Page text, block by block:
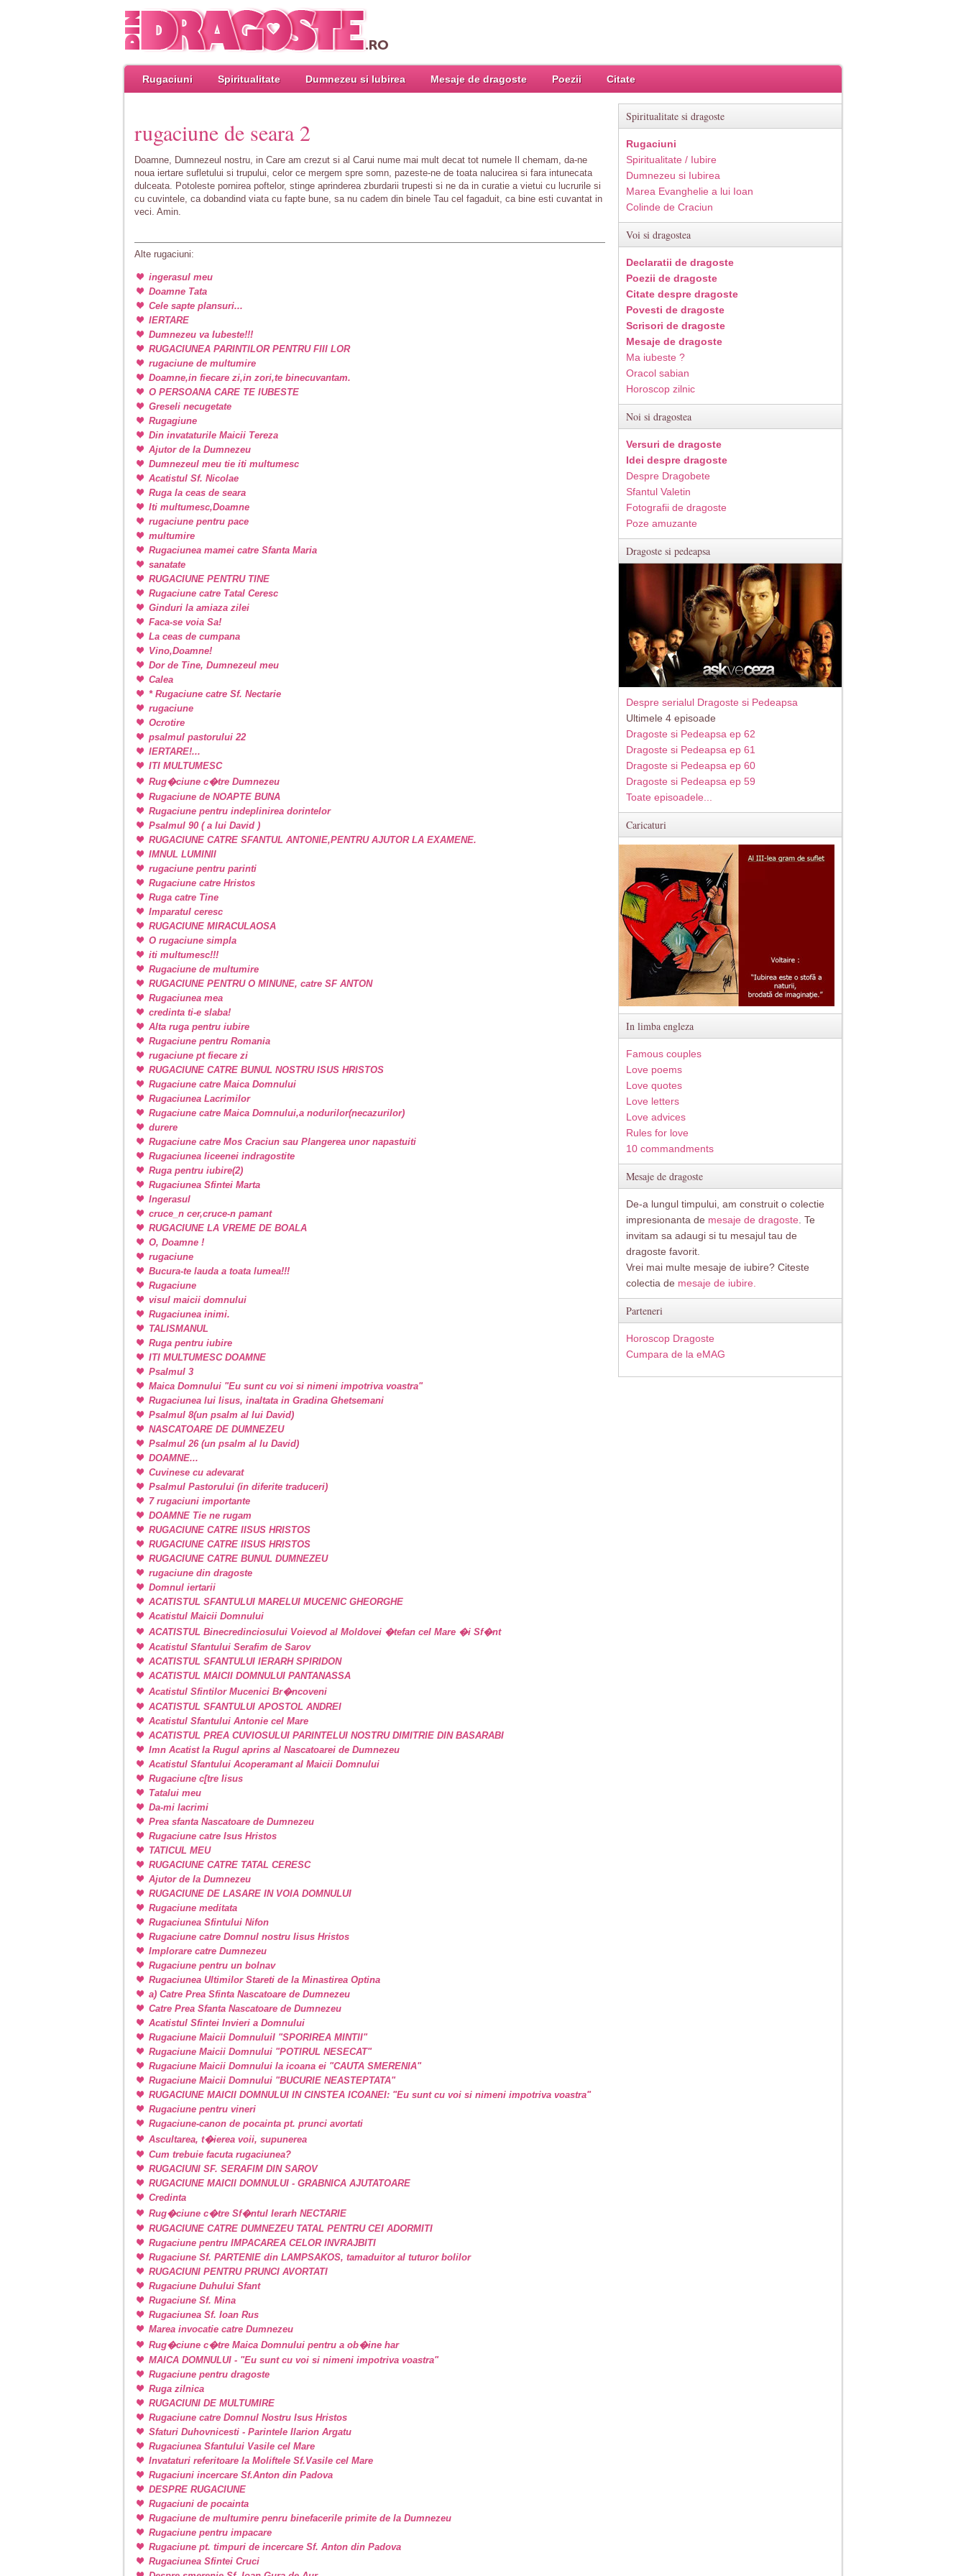
Rugaciuni Spiritualitate Dumnezeu si Iubirea Mesaje de dragoste Poezii Citate
rugaciune de seara 2
Doamne, Dumnezeul nostru, in Care am crezut si al Carui nume mai mult decat tot numele Il chemam, da-ne
noua iertare sufletului si trupului, celor ce mergem spre somn, pazeste-ne de toata nalucirea si fara intunecata
dulceata. Potoleste pornirea poftelor, stinge aprinderea zburdarii trupesti si ne da in curatie a vietui cu lucrurile si
cu cuvintele, ca dobandind viata cu fapte bune, sa nu cadem din binele Tau cel fagaduit, ca bine esti cuvantat in
veci. Amin.
Alte rugaciuni:
ingerasul meu
Doamne Tata
Cele sapte plansuri...
IERTARE
Dumnezeu va Iubeste!!!
RUGACIUNEA PARINTILOR PENTRU FIII LOR
rugaciune de multumire
Doamne,in fiecare zi,in zori,te binecuvantam.
O PERSOANA CARE TE IUBESTE
Greseli necugetate
Rugagiune
Din invataturile Maicii Tereza
Ajutor de la Dumnezeu
Dumnezeul meu tie iti multumesc
Acatistul Sf. Nicolae
Ruga la ceas de seara
Iti multumesc,Doamne
rugaciune pentru pace
multumire
Rugaciunea mamei catre Sfanta Maria
sanatate
RUGACIUNE PENTRU TINE
Rugaciune catre Tatal Ceresc
Ginduri la amiaza zilei
Faca-se voia Sa!
La ceas de cumpana
Vino,Doamne!
Dor de Tine, Dumnezeul meu
Calea
* Rugaciune catre Sf. Nectarie
rugaciune
Ocrotire
psalmul pastorului 22
IERTARE!...
ITI MULTUMESC
Rug�ciune c�tre Dumnezeu
Rugaciune de NOAPTE BUNA
Rugaciune pentru indeplinirea dorintelor
Psalmul 90 ( a lui David )
RUGACIUNE CATRE SFANTUL ANTONIE,PENTRU AJUTOR LA EXAMENE.
IMNUL LUMINII
rugaciune pentru parinti
Rugaciune catre Hristos
Ruga catre Tine
Imparatul ceresc
RUGACIUNE MIRACULAOSA
O rugaciune simpla
iti multumesc!!!
Rugaciune de multumire
RUGACIUNE PENTRU O MINUNE, catre SF ANTON
Rugaciunea mea
credinta ti-e slaba!
Alta ruga pentru iubire
Rugaciune pentru Romania
rugaciune pt fiecare zi
RUGACIUNE CATRE BUNUL NOSTRU ISUS HRISTOS
Rugaciune catre Maica Domnului
Rugaciunea Lacrimilor
Rugaciune catre Maica Domnului,a nodurilor(necazurilor)
durere
Rugaciune catre Mos Craciun sau Plangerea unor napastuiti
Rugaciunea liceenei indragostite
Ruga pentru iubire(2)
Rugaciunea Sfintei Marta
Ingerasul
cruce_n cer,cruce-n pamant
RUGACIUNE LA VREME DE BOALA
O, Doamne !
rugaciune
Bucura-te lauda a toata lumea!!!
Rugaciune
visul maicii domnului
Rugaciunea inimi.
TALISMANUL
Ruga pentru iubire
ITI MULTUMESC DOAMNE
Psalmul 3
Maica Domnului "Eu sunt cu voi si nimeni impotriva voastra"
Rugaciunea lui Iisus, inaltata in Gradina Ghetsemani
Psalmul 8(un psalm al lui David)
NASCATOARE DE DUMNEZEU
Psalmul 26 (un psalm al lu David)
DOAMNE...
Cuvinese cu adevarat
Psalmul Pastorului (in diferite traduceri)
7 rugaciuni importante
DOAMNE Tie ne rugam
RUGACIUNE CATRE IISUS HRISTOS
RUGACIUNE CATRE IISUS HRISTOS
RUGACIUNE CATRE BUNUL DUMNEZEU
rugaciune din dragoste
Domnul iertarii
ACATISTUL SFANTULUI MARELUI MUCENIC GHEORGHE
Acatistul Maicii Domnului
ACATISTUL Binecredinciosului Voievod al Moldovei �tefan cel Mare �i Sf�nt
Acatistul Sfantului Serafim de Sarov
ACATISTUL SFANTULUI IERARH SPIRIDON
ACATISTUL MAICII DOMNULUI PANTANASSA
Acatistul Sfintilor Mucenici Br�ncoveni
ACATISTUL SFANTULUI APOSTOL ANDREI
Acatistul Sfantului Antonie cel Mare
ACATISTUL PREA CUVIOSULUI PARINTELUI NOSTRU DIMITRIE DIN BASARABI
Imn Acatist la Rugul aprins al Nascatoarei de Dumnezeu
Acatistul Sfantului Acoperamant al Maicii Domnului
Rugaciune c[tre Iisus
Tatalui meu
Da-mi lacrimi
Prea sfanta Nascatoare de Dumnezeu
Rugaciune catre Isus Hristos
TATICUL MEU
RUGACIUNE CATRE TATAL CERESC
Ajutor de la Dumnezeu
RUGACIUNE DE LASARE IN VOIA DOMNULUI
Rugaciune meditata
Rugaciunea Sfintului Nifon
Rugaciune catre Domnul nostru Iisus Hristos
Implorare catre Dumnezeu
Rugaciune pentru un bolnav
Rugaciunea Ultimilor Stareti de la Minastirea Optina
a) Catre Prea Sfinta Nascatoare de Dumnezeu
Catre Prea Sfanta Nascatoare de Dumnezeu
Acatistul Sfintei Invieri a Domnului
Rugaciune Maicii DomnuluiI "SPORIREA MINTII"
Rugaciune Maicii Domnului "POTIRUL NESECAT"
Rugaciune Maicii Domnului la icoana ei "CAUTA SMERENIA"
Rugaciune Maicii Domnului "BUCURIE NEASTEPTATA"
RUGACIUNE MAICII DOMNULUI IN CINSTEA ICOANEI: "Eu sunt cu voi si nimeni impotriva voastra"
Rugaciune pentru vineri
Rugaciune-canon de pocainta pt. prunci avortati
Ascultarea, t�ierea voii, supunerea
Cum trebuie facuta rugaciunea?
RUGACIUNI SF. SERAFIM DIN SAROV
RUGACIUNE MAICII DOMNULUI - GRABNICA AJUTATOARE
Credinta
Rug�ciune c�tre Sf�ntul Ierarh NECTARIE
RUGACIUNE CATRE DUMNEZEU TATAL PENTRU CEI ADORMITI
Rugaciune pentru IMPACAREA CELOR INVRAJBITI
Rugaciune Sf. PARTENIE din LAMPSAKOS, tamaduitor al tuturor bolilor
RUGACIUNI PENTRU PRUNCI AVORTATI
Rugaciune Duhului Sfant
Rugaciune Sf. Mina
Rugaciunea Sf. Ioan Rus
Marea invocatie catre Dumnezeu
Rug�ciune c�tre Maica Domnului pentru a ob�ine har
MAICA DOMNULUI - "Eu sunt cu voi si nimeni impotriva voastra"
Rugaciune pentru dragoste
Ruga zilnica
RUGACIUNI DE MULTUMIRE
Rugaciune catre Domnul Nostru Isus Hristos
Sfaturi Duhovnicesti - Parintele Ilarion Argatu
Rugaciunea Sfantului Vasile cel Mare
Invataturi referitoare la Moliftele Sf.Vasile cel Mare
Rugaciuni incercare Sf.Anton din Padova
DESPRE RUGACIUNE
Rugaciuni de pocainta
Rugaciune de multumire penru binefacerile primite de la Dumnezeu
Rugaciune pentru impacare
Rugaciune pt. timpuri de incercare Sf. Anton din Padova
Rugaciunea Sfintei Cruci
Spiritualitate si dragoste
Rugaciuni
Spiritualitate / Iubire
Dumnezeu si Iubirea
Marea Evanghelie a lui Ioan
Colinde de Craciun
Voi si dragostea
Declaratii de dragoste
Poezii de dragoste
Citate despre dragoste
Povesti de dragoste
Scrisori de dragoste
Mesaje de dragoste
Ma iubeste ?
Oracol sabian
Horoscop zilnic
Noi si dragostea
Versuri de dragoste
Idei despre dragoste
Despre Dragobete
Sfantul Valetin
Fotografii de dragoste
Poze amuzante
Dragoste si pedeapsa
Despre serialul Dragoste si Pedeapsa
Ultimele 4 episoade
Dragoste si Pedeapsa ep 62
Dragoste si Pedeapsa ep 61
Dragoste si Pedeapsa ep 60
Dragoste si Pedeapsa ep 59
Toate episoadele...
Caricaturi
In limba engleza
Famous couples
Love poems
Love quotes
Love letters
Love advices
Rules for love
10 commandments
Mesaje de dragoste
De-a lungul timpului, am construit o colectie
impresionanta de mesaje de dragoste . Te
invitam sa adaugi si tu mesajul tau de
dragoste favorit.
Vrei mai multe mesaje de iubire? Citeste
colectia de mesaje de iubire.
Parteneri
Horoscop Dragoste
Cumpara de la eMAG